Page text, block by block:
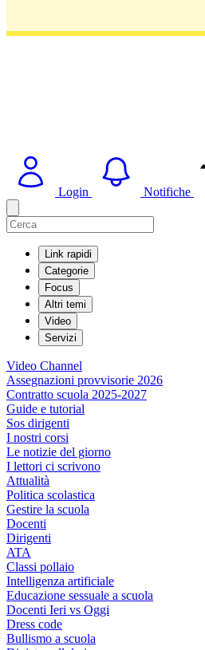
Login Notifiche
Link rapidi
Categorie
Focus
Altri temi
Video
Servizi
Video Channel
Assegnazioni provvisorie 2026
Contratto scuola 2025-2027
Guide e tutorial
Sos dirigenti
I nostri corsi
Le notizie del giorno
I lettori ci scrivono
Attualità
Politica scolastica
Gestire la scuola
Docenti
Dirigenti
ATA
Classi pollaio
Intelligenza artificiale
Educazione sessuale a scuola
Docenti Ieri vs Oggi
Dress code
Bullismo a scuola